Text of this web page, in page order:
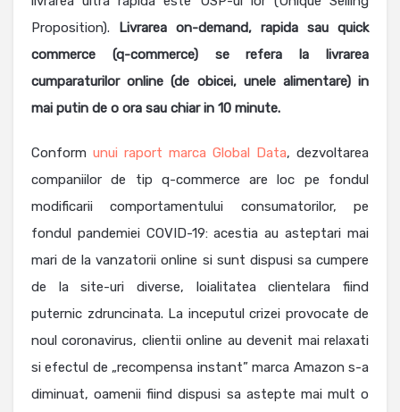
Proposition). Livrarea on-demand, rapida sau quick
commerce (q-commerce) se refera la livrarea
cumparaturilor online (de obicei, unele alimentare) in
mai putin de o ora sau chiar in 10 minute.
Conform unui raport marca Global Data, dezvoltarea
companiilor de tip q-commerce are loc pe fondul
modificarii comportamentului consumatorilor, pe
fondul pandemiei COVID-19: acestia au asteptari mai
mari de la vanzatorii online si sunt dispusi sa cumpere
de la site-uri diverse, loialitatea clientelara fiind
puternic zdruncinata. La inceputul crizei provocate de
noul coronavirus, clientii online au devenit mai relaxati
si efectul de „recompensa instant” marca Amazon s-a
diminuat, oamenii fiind dispusi sa astepte mai mult o